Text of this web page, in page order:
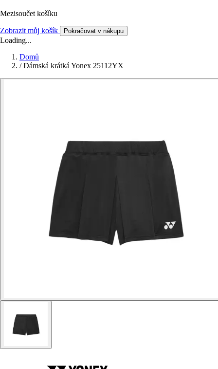
Mezisoučet košíku
Zobrazit můj košík Pokračovat v nákupu
Loading...
Domů
/ Dámská krátká Yonex 25112YX